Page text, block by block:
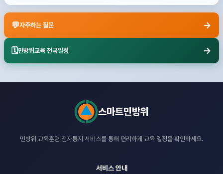
💬자주하는 질문 →
🗓️민방위교육 전국일정 →
스마트민방위
민방위 교육훈련 전자통지 서비스를 통해 편리하게 교육 일정을 확인하세요.
서비스 안내